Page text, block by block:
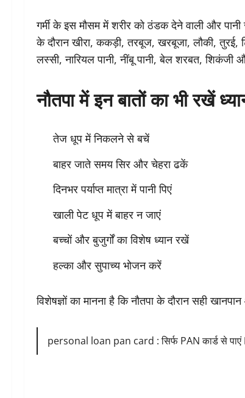
गर्मी के इस मौसम में शरीर को ठंडक देने वाली और
के दौरान खीरा, ककड़ी, तरबूज, खरबूजा, लौकी, तुरई,
लस्सी, नारियल पानी, नींबू पानी, बेल शरबत,
नौतपा में इन बातों का भी रखें
तेज धूप में निकलने से बचें
बाहर जाते समय सिर और चेहरा ढकें
दिनभर पर्याप्त मात्रा में पानी पिएं
खाली पेट धूप में बाहर न जाएं
बच्चों और बुजुर्गों का विशेष ध्यान रखें
हल्का और सुपाच्य भोजन करें
विशेषज्ञों का मानना है कि नौतपा के दौरान सही
personal loan pan card : सिर्फ PAN कार्ड से पाएं